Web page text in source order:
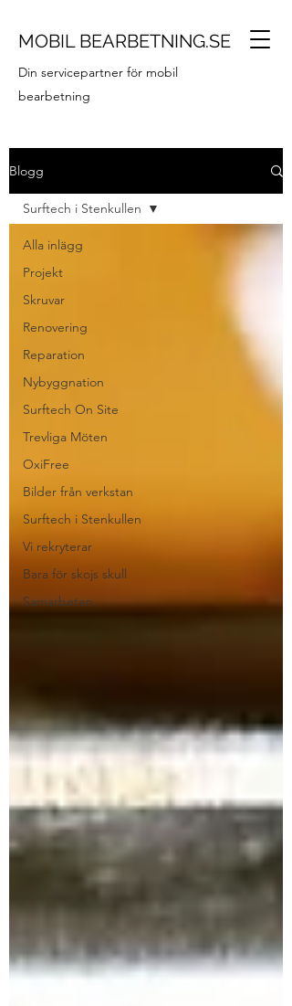
MOBIL BEARBETNING.SE
Din servicepartner för mobil
bearbetning
Blogg
Alla inlägg
Projekt
Skruvar
Renovering
Reparation
Nybyggnation
Surftech On Site
Trevliga Möten
OxiFree
Bilder från verkstan
Surftech i Stenkullen
Vi rekryterar
Bara för skojs skull
Samarbeten
Surftech i Stenkullen